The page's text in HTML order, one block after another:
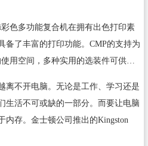
色多功能复合机在拥有出色打印素
备了丰富的打印功能。CMP的支持为
使用空间，多种实用的选装件可供…
不开电脑。无论是工作、学习还是
生活不可或缺的一部分。而要让电脑
内存。金士顿公司推出的Kingston